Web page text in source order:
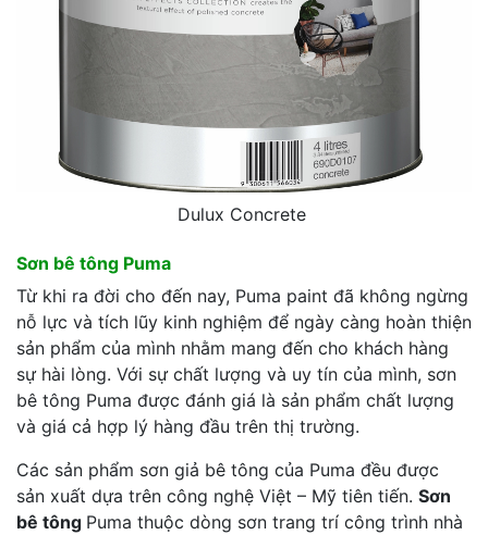
Dulux Concrete
Sơn bê tông Puma
Từ khi ra đời cho đến nay, Puma paint đã không ngừng
nỗ lực và tích lũy kinh nghiệm để ngày càng hoàn thiện
sản phẩm của mình nhằm mang đến cho khách hàng
sự hài lòng. Với sự chất lượng và uy tín của mình, sơn
bê tông Puma được đánh giá là sản phẩm chất lượng
và giá cả hợp lý hàng đầu trên thị trường.
Các sản phẩm sơn giả bê tông của Puma đều được
sản xuất dựa trên công nghệ Việt – Mỹ tiên tiến. Sơn
bê tông Puma thuộc dòng sơn trang trí công trình nhà